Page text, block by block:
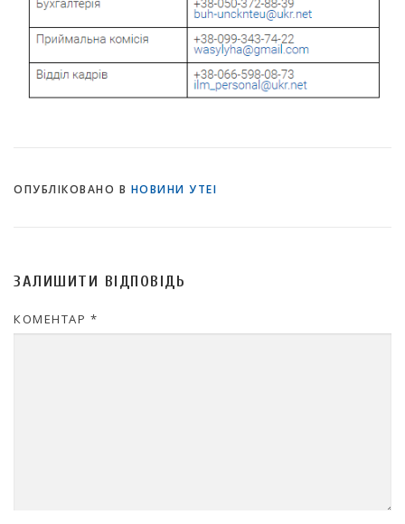
ОПУБЛІКОВАНО В НОВИНИ УТЕІ
ЗАЛИШИТИ ВІДПОВІДЬ
КОМЕНТАР *